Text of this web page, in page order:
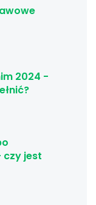
2024 -
czy jest